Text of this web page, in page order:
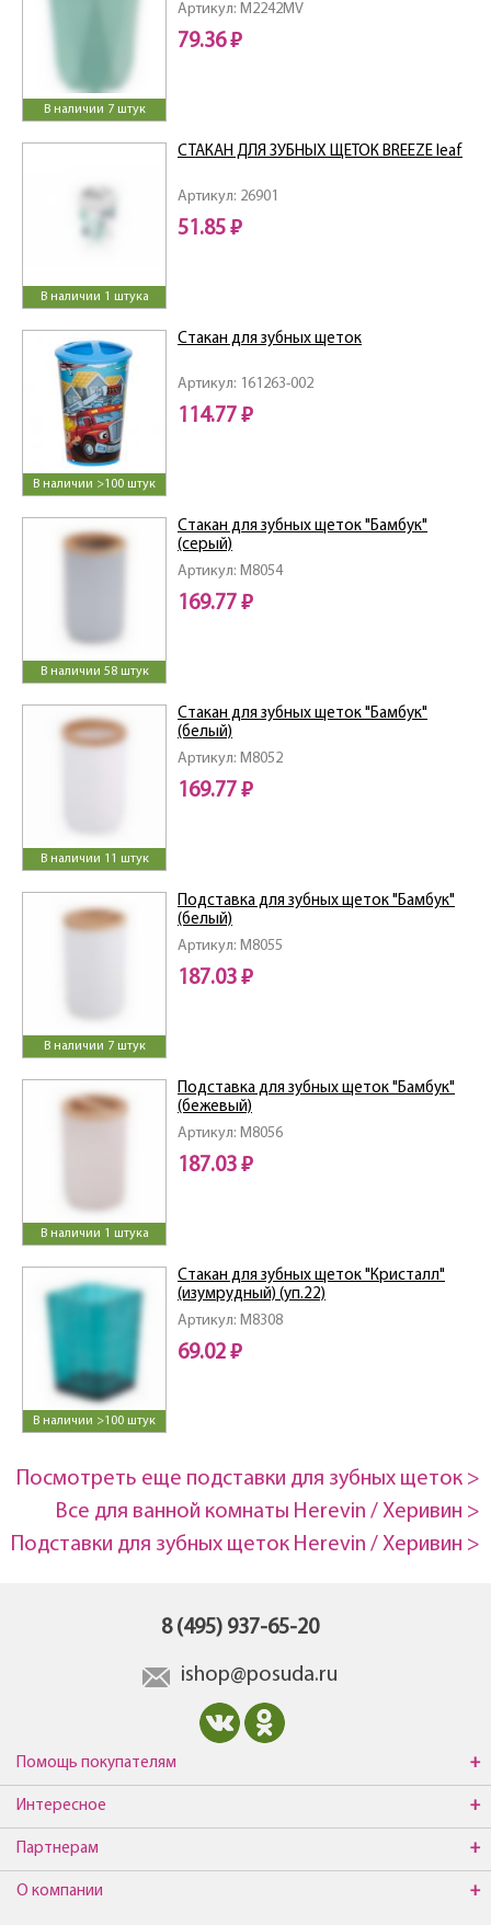
В наличии 7 штук
Артикул: M2242MV
79.36 ₽
В наличии 1 штука
Артикул: 26901
СТАКАН ДЛЯ ЗУБНЫХ ЩЕТОК BREEZE leaf
51.85 ₽
В наличии >100 штук
Артикул: 161263-002
Стакан для зубных щеток
114.77 ₽
В наличии 58 штук
Артикул: M8054
Стакан для зубных щеток "Бамбук"
(серый)
169.77 ₽
В наличии 11 штук
Артикул: M8052
Стакан для зубных щеток "Бамбук"
(белый)
169.77 ₽
В наличии 7 штук
Артикул: M8055
Подставка для зубных щеток "Бамбук"
(белый)
187.03 ₽
В наличии 1 штука
Артикул: M8056
Подставка для зубных щеток "Бамбук"
(бежевый)
187.03 ₽
В наличии >100 штук
Артикул: M8308
Стакан для зубных щеток "Кристалл"
(изумрудный) (уп.22)
69.02 ₽
Посмотреть еще подставки для зубных щеток >
Все для ванной комнаты Herevin / Херивин >
Подставки для зубных щеток Herevin / Херивин >
8 (495) 937-65-20
ishop@posuda.ru
Помощь покупателям
Интересное
Партнерам
О компании